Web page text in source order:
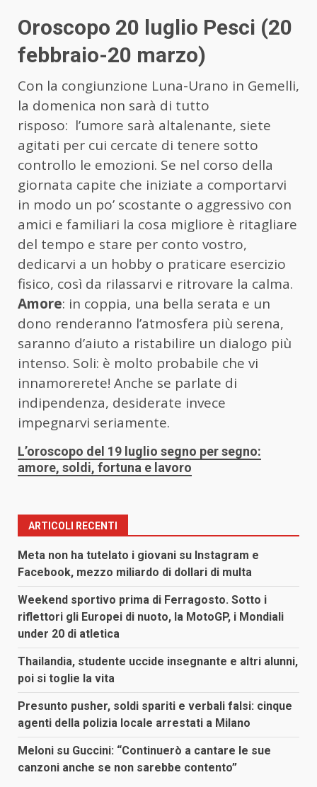
Oroscopo 20 luglio Pesci (20
febbraio-20 marzo)
Con la congiunzione Luna-Urano in Gemelli,
la domenica non sarà di tutto
risposo: l’umore sarà altalenante, siete
agitati per cui cercate di tenere sotto
controllo le emozioni. Se nel corso della
giornata capite che iniziate a comportarvi
in modo un po’ scostante o aggressivo con
amici e familiari la cosa migliore è ritagliare
del tempo e stare per conto vostro,
dedicarvi a un hobby o praticare esercizio
fisico, così da rilassarvi e ritrovare la calma.
Amore: in coppia, una bella serata e un
dono renderanno l’atmosfera più serena,
saranno d’aiuto a ristabilire un dialogo più
intenso. Soli: è molto probabile che vi
innamorerete! Anche se parlate di
indipendenza, desiderate invece
impegnarvi seriamente.
L’oroscopo del 19 luglio segno per segno:
amore, soldi, fortuna e lavoro
ARTICOLI RECENTI
Meta non ha tutelato i giovani su Instagram e
Facebook, mezzo miliardo di dollari di multa
Weekend sportivo prima di Ferragosto. Sotto i
riflettori gli Europei di nuoto, la MotoGP, i Mondiali
under 20 di atletica
Thailandia, studente uccide insegnante e altri alunni,
poi si toglie la vita
Presunto pusher, soldi spariti e verbali falsi: cinque
agenti della polizia locale arrestati a Milano
Meloni su Guccini: “Continuerò a cantare le sue
canzoni anche se non sarebbe contento”